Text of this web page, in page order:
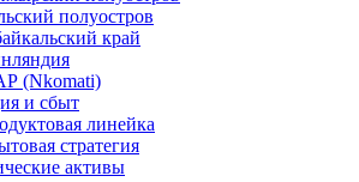
полуостров
край
(Nkomati)
и сбыт
линейка
стратегия
активы